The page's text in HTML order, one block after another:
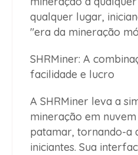
qualquer lugar,
"era da mineração
SHRMiner: A
facilidade e lucro
A SHRMiner leva a
mineração em
patamar, tornando-a
iniciantes. Sua